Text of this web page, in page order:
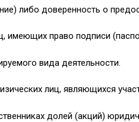
либо доверенность о
право подписи
вида деятельности.
лиц, являющихся
долей (акций)